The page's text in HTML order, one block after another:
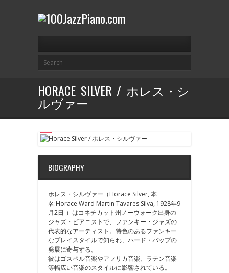
HORACE SILVER / ホレス・シ
ルヴァー
BIOGRAPHY
ホレス・シルヴァー（Horace Silver, 本
名:Horace Ward Martin Tavares Silva, 1928年9
月2日-）はコネチカット州ノーウォーク出身の
ジャズ・ピアニストで、ファンキー・ジャズの
代表的なアーティスト。特色のあるファンキー
なプレイスタイルで知られ、ハード・バップの
発展に寄与する。
彼はゴスペル音楽やアフリカ音楽、ラテン音楽
等幅広い音楽のスタイルに影響されている。